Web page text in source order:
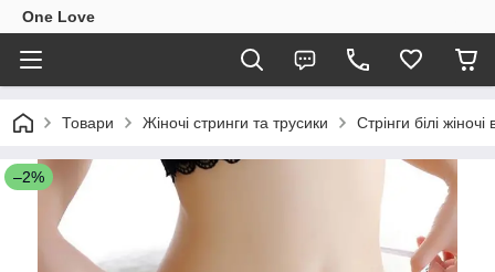
One Love
Товари Жіночі стринги та трусики Стрінги білі
–2%